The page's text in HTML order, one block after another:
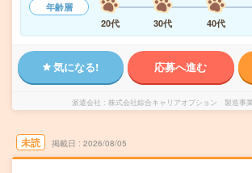
年齢層
20代
30代 40代
気になる! 応募へ進む
派遣会社 株式会社綜合キャリアオプション 製造事業
未読 掲載日 2026/08/05